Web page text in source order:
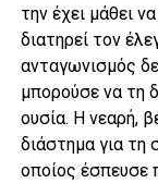
την έχει μάθει
διατηρεί τον
ανταγωνισμός
μπορούσε να τη
ουσία. Η νεαρή,
διάστημα για τη
οποίος έσπευσε